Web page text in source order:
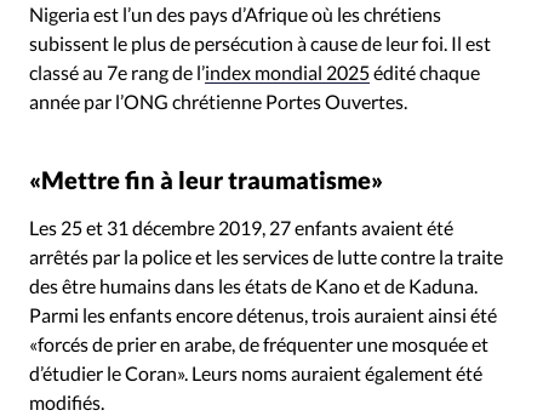
Nigeria est l’un des pays d’Afrique où les chrétiens
subissent le plus de persécution à cause de leur foi. Il est
classé au 7e rang de l’index mondial 2025édité chaque
année par l’ONG chrétienne Portes Ouvertes.
«Mettre fin à leur traumatisme»
Les 25 et 31 décembre 2019, 27 enfants avaient été
arrêtés par la police et les services de lutte contre la traite
des être humains dans les états de Kano et de Kaduna.
Parmi les enfants encore détenus, trois auraient ainsi été
«forcés de prier en arabe, de fréquenter une mosquée et
d’étudier le Coran». Leurs noms auraient également été
modifiés.